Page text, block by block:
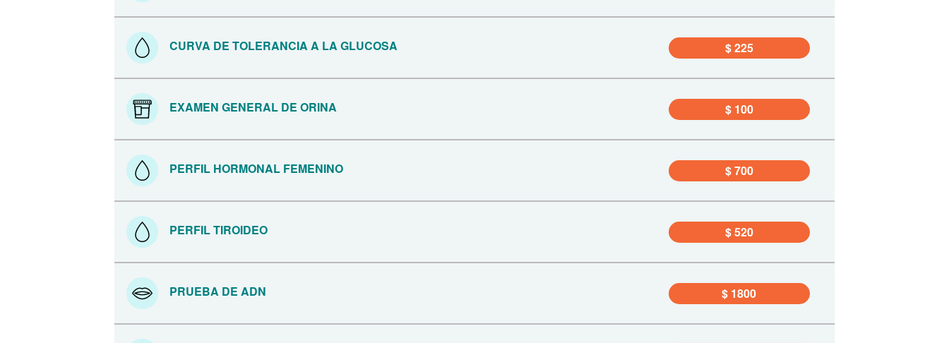
CURVA DE TOLERANCIA A LA GLUCOSA $ 225
EXAMEN GENERAL DE ORINA $ 100
PERFIL HORMONAL FEMENINO $ 700
PERFIL TIROIDEO $ 520
PRUEBA DE ADN $ 1800